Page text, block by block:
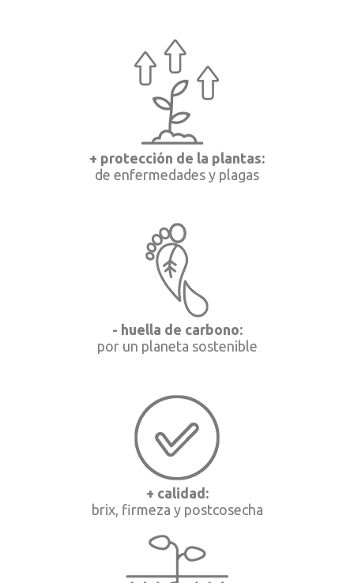
+ protección de la plantas:
de enfermedades y plagas
- huella de carbono:
por un planeta sostenible
+ calidad:
brix, firmeza y postcosecha